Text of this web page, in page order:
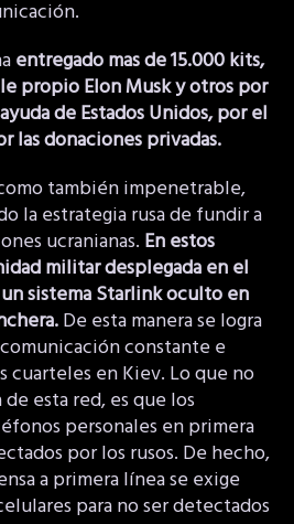
entregado mas de 15.000 kits,
propio Elon Musk y otros por
de Estados Unidos, por el
las donaciones privadas.
también impenetrable,
la estrategia rusa de fundir a
ucranianas. En estos
militar desplegada en el
sistema Starlink oculto en
De esta manera se logra
constante e
cuarteles en Kiev. Lo que no
esta red, es que los
personales en primera
por los rusos. De hecho,
a primera línea se exige
para no ser detectados